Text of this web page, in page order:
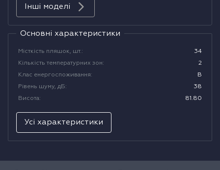
Водонагрівачі
Сушильні машини
Інші моделі
Основні характеристики
Місткість пляшок, шт.:
34
Кількість температурних зон:
2
Клас енергоспоживання:
B
Рівень шуму, дБ:
38
Висота: 81.80
Усі характеристики